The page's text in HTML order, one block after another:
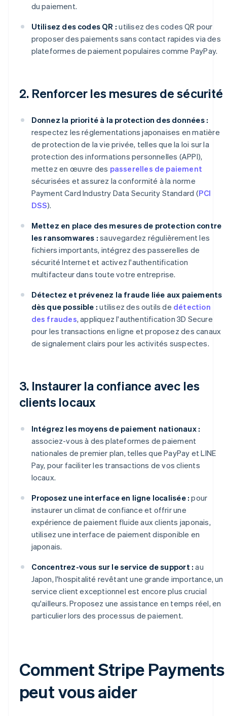
du paiement.
Utilisez des codes QR : utilisez des codes QR pour
proposer des paiements sans contact rapides via des
plateformes de paiement populaires comme PayPay.
2. Renforcer les mesures de sécurité
Donnez la priorité à la protection des données :
respectez les réglementations japonaises en matière
de protection de la vie privée, telles que la loi sur la
protection des informations personnelles (APPI),
mettez en œuvre des passerelles de paiement
sécurisées et assurez la conformité à la norme
Payment Card Industry Data Security Standard (PCI
DSS).
Mettez en place des mesures de protection contre
les ransomwares : sauvegardez régulièrement les
fichiers importants, intégrez des passerelles de
sécurité Internet et activez l'authentification
multifacteur dans toute votre entreprise.
Détectez et prévenez la fraude liée aux paiements
dès que possible : utilisez des outils de détection
des fraudes, appliquez l'authentification 3D Secure
pour les transactions en ligne et proposez des canaux
de signalement clairs pour les activités suspectes.
3. Instaurer la confiance avec les
clients locaux
Intégrez les moyens de paiement nationaux :
associez-vous à des plateformes de paiement
nationales de premier plan, telles que PayPay et LINE
Pay, pour faciliter les transactions de vos clients
locaux.
Proposez une interface en ligne localisée : pour
instaurer un climat de confiance et offrir une
expérience de paiement fluide aux clients japonais,
utilisez une interface de paiement disponible en
japonais.
Concentrez-vous sur le service de support : au
Japon, l'hospitalité revêtant une grande importance, un
service client exceptionnel est encore plus crucial
qu'ailleurs. Proposez une assistance en temps réel, en
particulier lors des processus de paiement.
Comment Stripe Payments
peut vous aider